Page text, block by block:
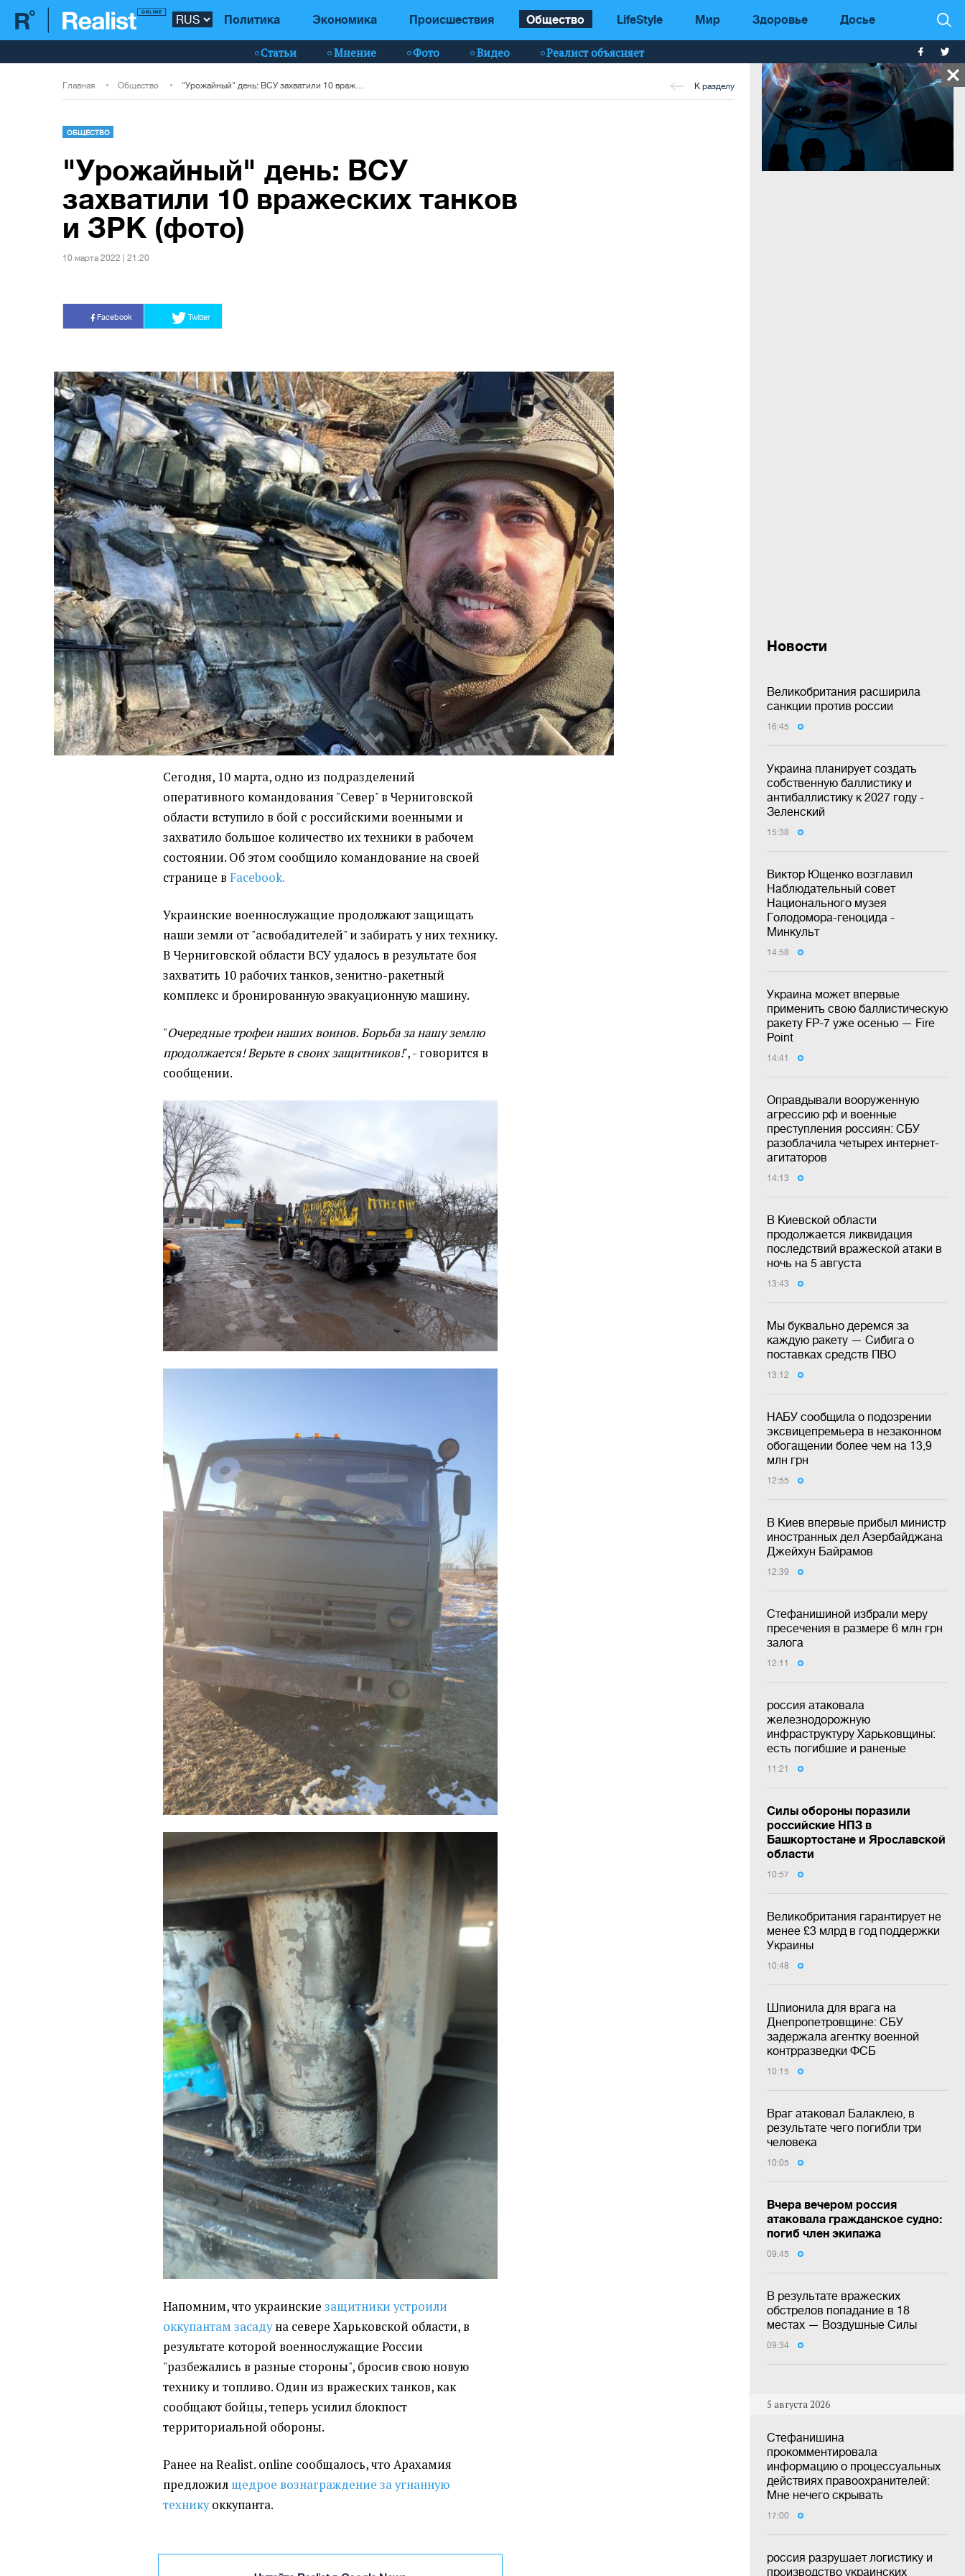
Политика Экономика Происшествия Общество LifeStyle Мир Здоровье Досье
Статьи Мнение Фото Видео Реалист объясняет
Новости
Великобритания расширила
санкции против россии
16:45
Украина планирует создать
собственную баллистику и
антибаллистику к 2027 году -
Зеленский
15:38
Виктор Ющенко возглавил
Наблюдательный совет
Национального музея
Голодомора-геноцида -
Минкульт
14:58
Украина может впервые
применить свою баллистическую
ракету FP-7 уже осенью — Fire
Point
14:41
Оправдывали вооруженную
агрессию рф и военные
преступления россиян: СБУ
разоблачила четырех интернет-
агитаторов
14:13
В Киевской области
продолжается ликвидация
последствий вражеской атаки в
ночь на 5 августа
13:43
Мы буквально деремся за
каждую ракету — Сибига о
поставках средств ПВО
13:12
НАБУ сообщила о подозрении
эксвицепремьера в незаконном
обогащении более чем на 13,9
млн грн
12:55
В Киев впервые прибыл министр
иностранных дел Азербайджана
Джейхун Байрамов
12:39
Стефанишиной избрали меру
пресечения в размере 6 млн грн
залога
12:11
россия атаковала
железнодорожную
инфраструктуру Харьковщины:
есть погибшие и раненые
11:21
Силы обороны поразили
российские НПЗ в
Башкортостане и Ярославской
области
10:57
Великобритания гарантирует не
менее £3 млрд в год поддержки
Украины
10:48
Шпионила для врага на
Днепропетровщине: СБУ
задержала агентку военной
контрразведки ФСБ
10:15
Враг атаковал Балаклею, в
результате чего погибли три
человека
10:05
Вчера вечером россия
атаковала гражданское судно:
погиб член экипажа
09:45
В результате вражеских
обстрелов попадание в 18
местах — Воздушные Силы
09:34
5 августа 2026
Стефанишина
прокомментировала
информацию о процессуальных
действиях правоохранителей:
Мне нечего скрывать
17:00
россия разрушает логистику и
производство украинских
Главная Общество К разделу
ОБЩЕСТВО
"Урожайный" день: ВСУ
захватили 10 вражеских танков
и ЗРК (фото)
10 марта 2022 | 21:20
Facebook Twitter
Сегодня, 10 марта, одно из подразделений
оперативного командования "Север" в Черниговской
области вступило в бой с российскими военными и
захватило большое количество их техники в рабочем
состоянии. Об этом сообщило командование на своей
странице в Facebook.
Украинские военнослужащие продолжают защищать
наши земли от "асвобадителей" и забирать у них технику.
В Черниговской области ВСУ удалось в результате боя
захватить 10 рабочих танков, зенитно-ракетный
комплекс и бронированную эвакуационную машину.
"Очередные трофеи наших воинов. Борьба за нашу землю
продолжается! Верьте в своих защитников!", - говорится в
сообщении.
Напомним, что украинские защитники устроили
оккупантам засадуна севере Харьковской области, в
результате которой военнослужащие России
"разбежались в разные стороны", бросив свою новую
технику и топливо. Один из вражеских танков, как
сообщают бойцы, теперь усилил блокпост
территориальной обороны.
Ранее на Realist. online сообщалось, что Арахамия
предложил щедрое вознаграждение за угнанную
техникуоккупанта.